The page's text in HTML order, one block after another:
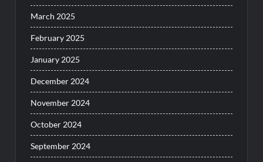
March 2025
February 2025
January 2025
December 2024
November 2024
October 2024
September 2024